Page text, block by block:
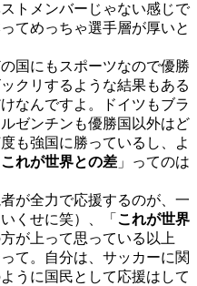
トメンバーじゃない感じで
てめっちゃ選手層が厚いと
国にもスポーツなので優勝
クリするような結果もある
なんですよ。ドイツもブラ
ゼンチンも優勝国以外はど
も強国に勝っているし、よ
これが世界との差 」ってのは
が全力で応援するのが、一
くせに笑）、「 これが世界
が上って思っている以上
て。自分は、サッカーに関
うに国民として応援はして